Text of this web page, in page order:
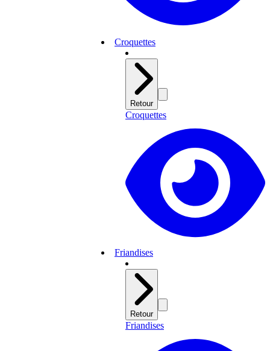
Croquettes
Retour
Croquettes
Friandises
Retour
Friandises